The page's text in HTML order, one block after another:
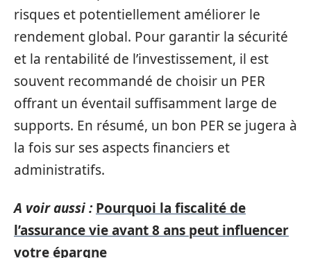
risques et potentiellement améliorer le
rendement global. Pour garantir la sécurité
et la rentabilité de l’investissement, il est
souvent recommandé de choisir un PER
offrant un éventail suffisamment large de
supports. En résumé, un bon PER se jugera à
la fois sur ses aspects financiers et
administratifs.
A voir aussi : Pourquoi la fiscalité de
l’assurance vie avant 8 ans peut influencer
votre épargne